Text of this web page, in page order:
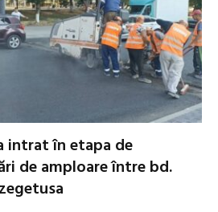
intrat în etapa de
de amploare între bd.